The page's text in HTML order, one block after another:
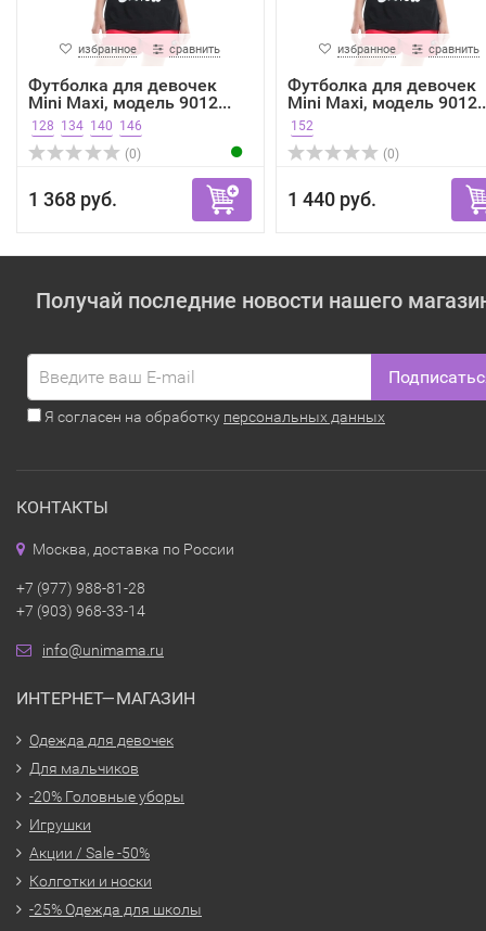
избранное сравнить
Футболка для девочек
Mini Maxi, модель 9012...
128 134 140 146
(0)
1 368 руб.
избранное сравнить
Футболка для девочек
Mini Maxi, модель
152
(0)
1 440 руб.
Получай последние новости нашего
Я согласен на обработку персональных данных
КОНТАКТЫ
Москва, доставка по России
+7 (977) 988-81-28
+7 (903) 968-33-14
info@unimama.ru
ИНТЕРНЕТ—МАГАЗИН
Одежда для девочек
Для мальчиков
-20% Головные уборы
Игрушки
Акции / Sale -50%
Колготки и носки
-25% Одежда для школы